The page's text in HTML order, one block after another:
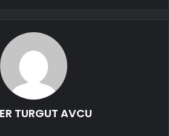
TURGUT AVCU